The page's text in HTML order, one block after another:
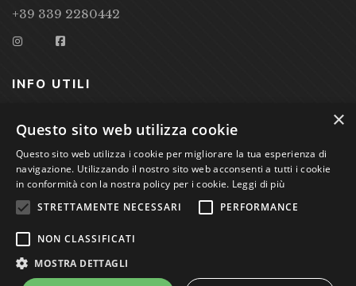
+39 339 2280442
INFO UTILI
CONDIZIONI DI VENDITA
PRIVACY POLICY
COOKIE POLICY
Studio Bibliografico Scriptorium Dott.ssa Sara Bassi VAT
nr. 01744000207
×
Questo sito web utilizza cookie
Questo sito web utilizza i cookie per migliorare la tua esperienza di
navigazione. Utilizzando il nostro sito web acconsenti a tutti i cookie
in conformità con la nostra policy per i cookie. Leggi di più
STRETTAMENTE NECESSARI
PERFORMANCE
NON CLASSIFICATI
MOSTRA DETTAGLI